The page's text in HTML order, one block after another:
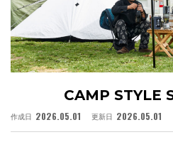
CAMP STYLE
作成日 2026.05.01 更新日 2026.05.01